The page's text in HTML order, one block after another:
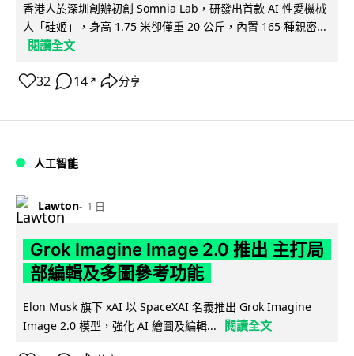
香港人於深圳創辦初創 Somnia Lab，研發出首款 AI 性愛機械
人「硅姬」，身高 1.75 米卻僅重 20 公斤，內置 165 種親密...
閱讀全文
32 14 ↗ 分享
人工智能
Lawton 1 日
Grok Imagine Image 2.0 推出 主打局
部編輯及多圖參考功能
Elon Musk 旗下 xAI 以 SpaceXAI 名義推出 Grok Imagine
Image 2.0 模型，強化 AI 繪圖及編輯...
閱讀全文